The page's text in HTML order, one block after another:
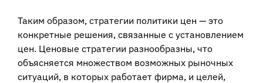
Таким образом, стратегии политики цен — это
конкретные решения, связанные с установлением
цен. Ценовые стратегии разнообразны, что
объясняется множеством возможных рыночных
ситуаций, в которых работает фирма, и целей,